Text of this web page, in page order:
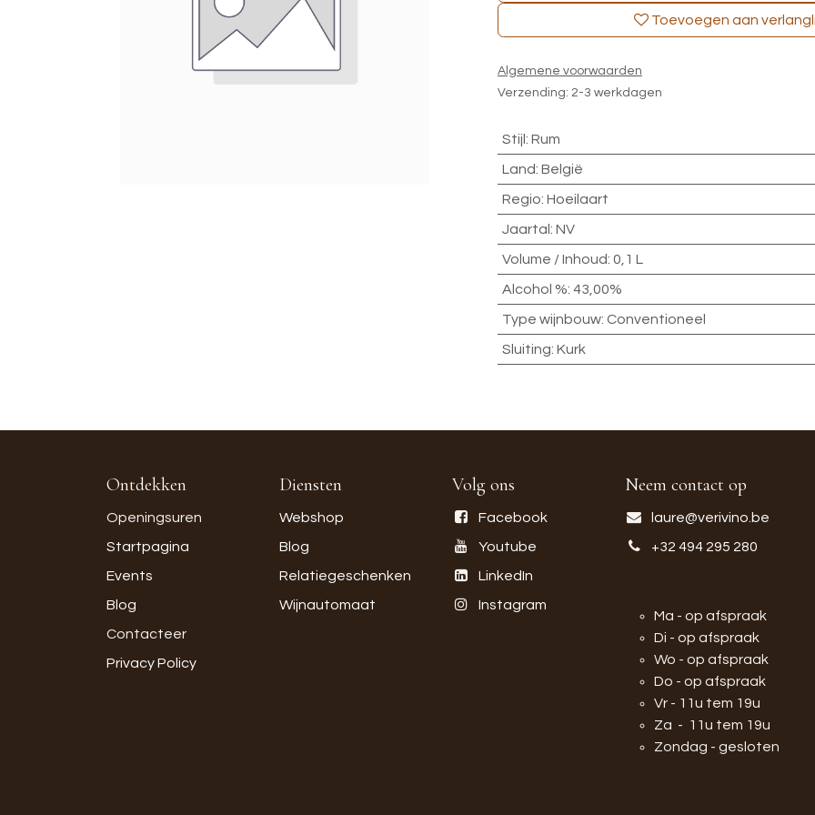
Toevoegen aan
Algemene voorwaarden
Verzending: 2-3 werkdagen
Stijl : Rum
Land: België
Regio: Hoeilaart
Jaartal : NV
Volume / Inhoud: 0,1 L
Alcohol %: 43,00%
Type wijnbouw: Conventioneel
Sluiting: Kurk
Ontdekken
Openingsuren
Startpagina
Events
Blog
Contacteer
Privacy Policy
Diensten
Webshop
Blog
Relatiegeschenken
Wijnautomaat
Volg ons
Facebook
Youtube
LinkedIn
Instagram
Neem contact op
laure@verivino.be
+32 494 295 280
Ma - op afspraak
Di - op afspraak
Wo - op afspraak
Do - op afspraak
Vr - 11u tem 19u
Za - 11u tem 19u
Zondag - gesloten